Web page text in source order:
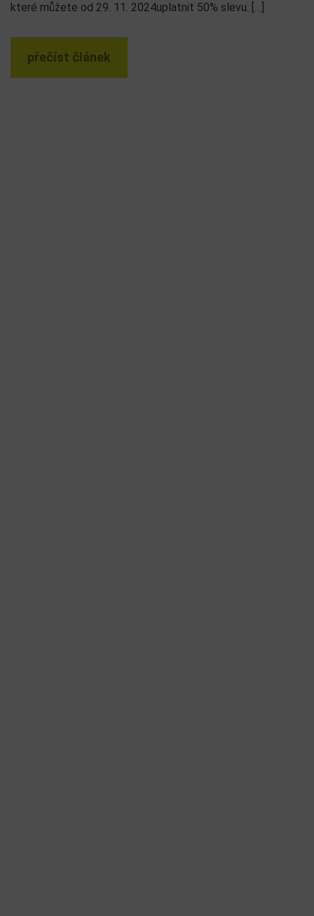
které můžete od 29. 11. 2024uplatnit 50% slevu. […]
přečíst článek